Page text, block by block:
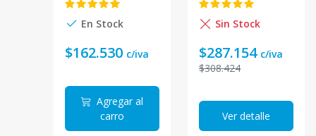
16 zonas de
entrada 4 de
En Stock
$162.530 c/iva
Agregar al
carro
256.
Sin Stock
$287.154 c/iva
$308.424
Ver detalle